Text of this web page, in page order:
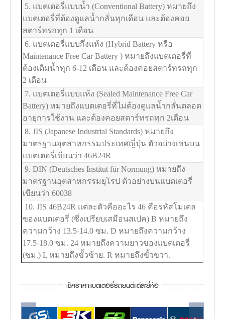
5. แบตเตอรี่แบบน้ำ (Conventional Battery) หมายถึง
แบตเตอรี่ที่ต้องดูแลน้ำกลั่นทุกเดือน และต้องคอย
สตาร์ทรถทุก 1 เดือน
6. แบตเตอรี่แบบกึ่งแห้ง (Hybrid Battery หรือ
Maintenance Free Car Battery ) หมายถึงแบตเตอรี่ที่
ต้องเติมน้ำทุก 6-12 เดือน และต้องคอยสตาร์ทรถทุก
2 เดือน
7. แบตเตอรี่แบบแห้ง (Sealed Maintenance Free Car
Battery) หมายถึงแบตเตอรี่ที่ไม่ต้องดูแลน้ำกลั่นตลอด
อายุการใช้งาน และต้องคอยสตาร์ทรถทุก 2เดือน
8. JIS (Japanese Industrial Standards) หมายถึง
มาตรฐานอุตสาหกรรมประเทศญี่ปุ่น ตัวอย่างเช่นบน
แบตเตอรี่เขียนว่า 46B24R
9. DIN (Deutsches Institut für Normung) หมายถึง
มาตรฐานอุตสาหกรรมยุโรป ตัวอย่างบนแบตเตอรี่
เขียนว่า 60038
10. JIS 46B24R แต่ละตัวคืออะไร 46 คือรหัสโมเดล
ของแบตเตอรี่ (ซึ่งเปรียบเสมือนสเปค) B หมายถึง
ความกว้าง 13.5-14.0 ซม. D หมายถึงความกว้าง
17.5-18.0 ซม. 24 หมายถึงความยาวของแบตเตอรี่
(ซม.) L หมายถึงขั้วซ้าย. R หมายถึงขั้วขวา.
เช็คราคาแบตเตอรี่รถยนต์แต่ละยี่ห้อ